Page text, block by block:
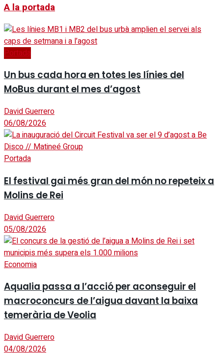
A la portada
Portada
Un bus cada hora en totes les línies del
MoBus durant el mes d’agost
David Guerrero
06/08/2026
Portada
El festival gai més gran del món no repeteix a
Molins de Rei
David Guerrero
05/08/2026
Economia
Aqualia passa a l’acció per aconseguir el
macroconcurs de l’aigua davant la baixa
temerària de Veolia
David Guerrero
04/08/2026